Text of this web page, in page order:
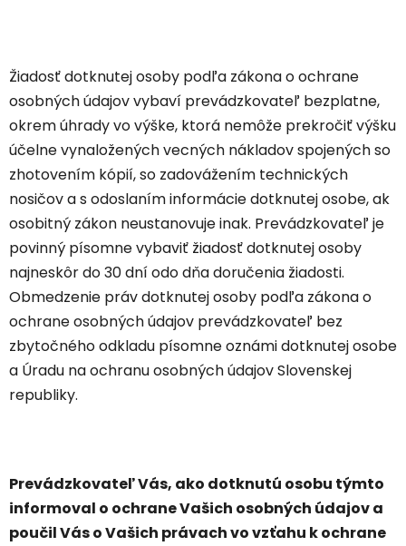
Žiadosť dotknutej osoby podľa zákona o ochrane
osobných údajov vybaví prevádzkovateľ bezplatne,
okrem úhrady vo výške, ktorá nemôže prekročiť výšku
účelne vynaložených vecných nákladov spojených so
zhotovením kópií, so zadovážením technických
nosičov a s odoslaním informácie dotknutej osobe, ak
osobitný zákon neustanovuje inak. Prevádzkovateľ je
povinný písomne vybaviť žiadosť dotknutej osoby
najneskôr do 30 dní odo dňa doručenia žiadosti.
Obmedzenie práv dotknutej osoby podľa zákona o
ochrane osobných údajov prevádzkovateľ bez
zbytočného odkladu písomne oznámi dotknutej osobe
a Úradu na ochranu osobných údajov Slovenskej
republiky.
Prevádzkovateľ Vás, ako dotknutú osobu týmto
informoval o ochrane Vašich osobných údajov a
poučil Vás o Vašich právach vo vzťahu k ochrane